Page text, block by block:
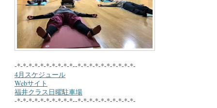
-*-*-*-*-*-*-*-*-*-*--*-*-*-*-*-*-*-*-*-*-
4月スケジュール
Webサイト
福井クラス日曜駐車場
-*-*-*-*-*-*-*-*-*-*--*-*-*-*-*-*-*-*-*-*-